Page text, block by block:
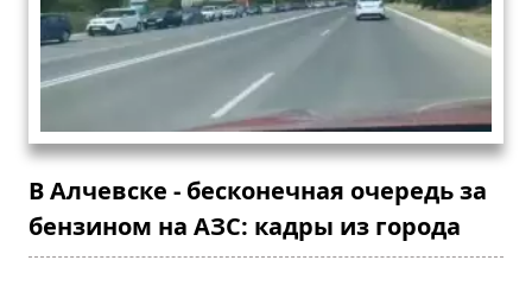
В Алчевске - бесконечная очередь за
бензином на АЗС: кадры из города